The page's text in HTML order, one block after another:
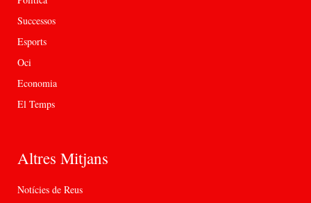
Successos
Esports
Oci
Economia
El Temps
Altres Mitjans
Notícies de Reus